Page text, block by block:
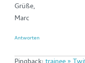
Grüße,
Marc
Antworten